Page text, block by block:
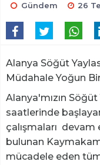
Gündem 26
Alanya Söğüt
Müdahale Yoğun
Alanya'mızın
saatlerinde
çalışmaları
bulunan
mücadele eden